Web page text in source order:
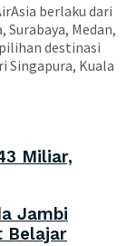
berlaku dari
Medan,
destinasi
Singapura, Kuala
Miliar,
Jambi
Belajar